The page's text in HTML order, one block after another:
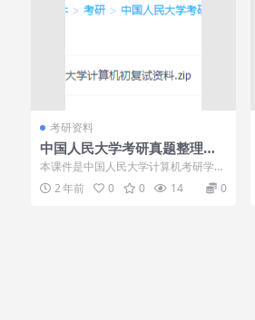
考研资料
中国人民大学考研真题整理资
料笔记计算机学习课程
本课件是中国人民大学计算机考研学习
资料，里面有很多真题练习，可以帮助
同学们多多练...
2 年前 0 0 14 0